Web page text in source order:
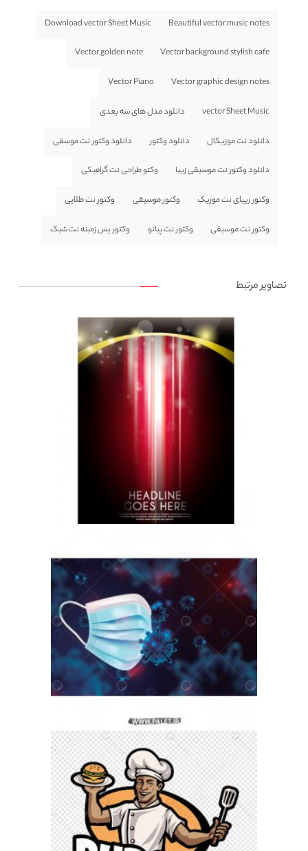
Beautiful vector music notes
Download vector Sheet Music
Vector background stylish cafe
Vector golden note
Vector graphic design notes
Vector Piano
vector Sheet Music دانلود مدل های سه بعدی
دانلود نت موزیکال دانلود وکتور دانلود وکتور نت موسقی
دانلود وکتور نت موسیقی زیبا وکتو طراحی نت گرافیکی
وکتور زیبای نت موزیک وکتور موسیقی وکتور نت طلایی
وکتور نت موسیقی وکتور نت پیانو وکتور پس زمینه نت شیک
تصاویر مرتبط